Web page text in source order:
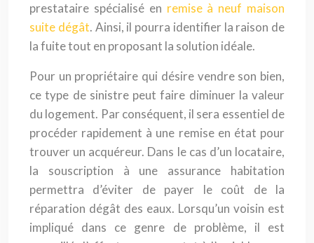
prestataire spécialisé en remise à neuf maison
suite dégât. Ainsi, il pourra identifier la raison de
la fuite tout en proposant la solution idéale.
Pour un propriétaire qui désire vendre son bien,
ce type de sinistre peut faire diminuer la valeur
du logement. Par conséquent, il sera essentiel de
procéder rapidement à une remise en état pour
trouver un acquéreur. Dans le cas d’un locataire,
la souscription à une assurance habitation
permettra d’éviter de payer le coût de la
réparation dégât des eaux. Lorsqu’un voisin est
impliqué dans ce genre de problème, il est